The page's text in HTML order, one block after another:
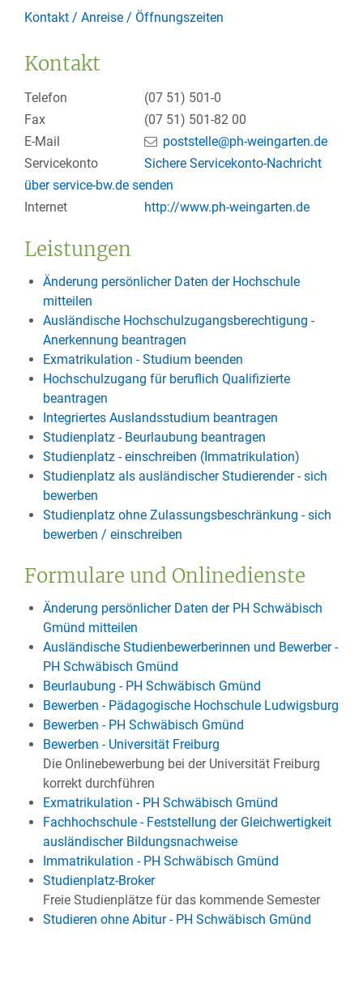
Kontakt / Anreise / Öffnungszeiten
Kontakt
Telefon (07 51) 501-0
Fax
(07 51) 501-82 00
E-Mail
poststelle@ph-weingarten.de
Servicekonto
Sichere Servicekonto-Nachricht
über service-bw.de senden
Internet
http://www.ph-weingarten.de
Leistungen
Änderung persönlicher Daten der Hochschule
mitteilen
Ausländische Hochschulzugangsberechtigung -
Anerkennung beantragen
Exmatrikulation - Studium beenden
Hochschulzugang für beruflich Qualifizierte
beantragen
Integriertes Auslandsstudium beantragen
Studienplatz - Beurlaubung beantragen
Studienplatz - einschreiben (Immatrikulation)
Studienplatz als ausländischer Studierender - sich
bewerben
Studienplatz ohne Zulassungsbeschränkung - sich
bewerben / einschreiben
Formulare und Onlinedienste
Änderung persönlicher Daten der PH Schwäbisch
Gmünd mitteilen
Ausländische Studienbewerberinnen und Bewerber -
PH Schwäbisch Gmünd
Beurlaubung - PH Schwäbisch Gmünd
Bewerben - Pädagogische Hochschule Ludwigsburg
Bewerben - PH Schwäbisch Gmünd
Bewerben - Universität Freiburg
Die Onlinebewerbung bei der Universität Freiburg
korrekt durchführen
Exmatrikulation - PH Schwäbisch Gmünd
Fachhochschule - Feststellung der Gleichwertigkeit
ausländischer Bildungsnachweise
Immatrikulation - PH Schwäbisch Gmünd
Studienplatz-Broker
Freie Studienplätze für das kommende Semester
Studieren ohne Abitur - PH Schwäbisch Gmünd